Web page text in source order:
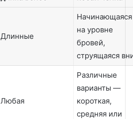
Длинные
Начинающаяся
на уровне
бровей,
струящаяся
Любая
Различные
варианты —
короткая,
средняя или